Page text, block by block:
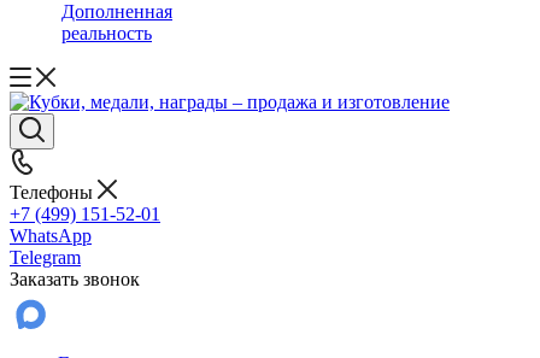
Дополненная
реальность
Телефоны
+7 (499) 151-52-01
WhatsApp
Telegram
Заказать звонок